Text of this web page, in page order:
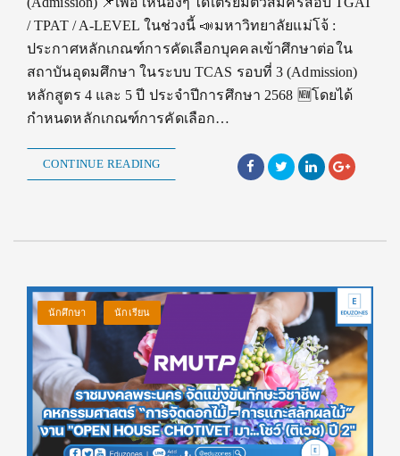
/ TPAT / A-LEVEL ในช่วงนี้ 📣มหาวิทยาลัยแม่โจ้ :
ประกาศหลักเกณฑ์การคัดเลือกบุคคลเข้าศึกษาต่อใน
สถาบันอุดมศึกษา ในระบบ TCAS รอบที่ 3 (Admission)
หลักสูตร 4 และ 5 ปี ประจำปีการศึกษา 2568 🆕โดยได้
กำหนดหลักเกณฑ์การคัดเลือก…
CONTINUE READING
นักศึกษา นักเรียน